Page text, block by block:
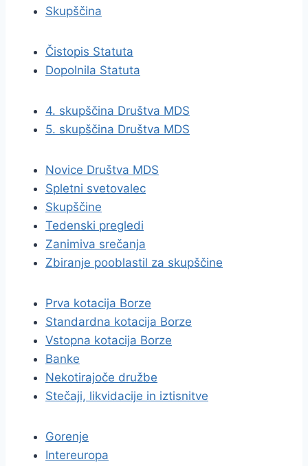
Skupščina
Čistopis Statuta
Dopolnila Statuta
4. skupščina Društva MDS
5. skupščina Društva MDS
Novice Društva MDS
Spletni svetovalec
Skupščine
Tedenski pregledi
Zanimiva srečanja
Zbiranje pooblastil za skupščine
Prva kotacija Borze
Standardna kotacija Borze
Vstopna kotacija Borze
Banke
Nekotirajoče družbe
Stečaji, likvidacije in iztisnitve
Gorenje
Intereuropa